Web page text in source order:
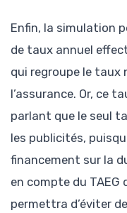
Enfin, la simulation
de taux annuel
qui regroupe le taux
l’assurance. Or, ce
parlant que le seul
les publicités,
financement sur la
en compte du
permettra d’éviter